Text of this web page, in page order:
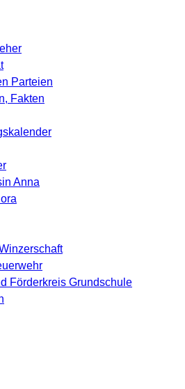
Parteien
Fakten
Anna
Förderkreis Grundschule